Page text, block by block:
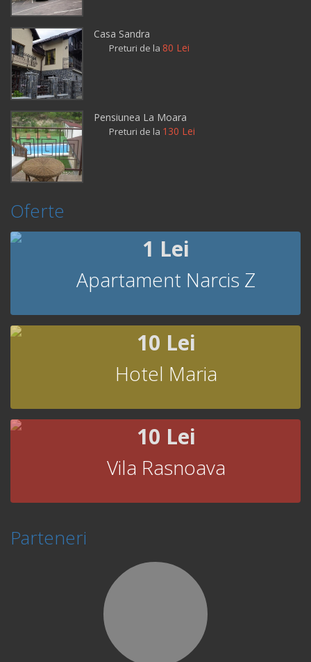
Casa Sandra
Preturi de la 80 Lei
Pensiunea La Moara
Preturi de la 130 Lei
Oferte
1 Lei
Apartament Narcis Z
10 Lei
Hotel Maria
10 Lei
Vila Rasnoava
Parteneri